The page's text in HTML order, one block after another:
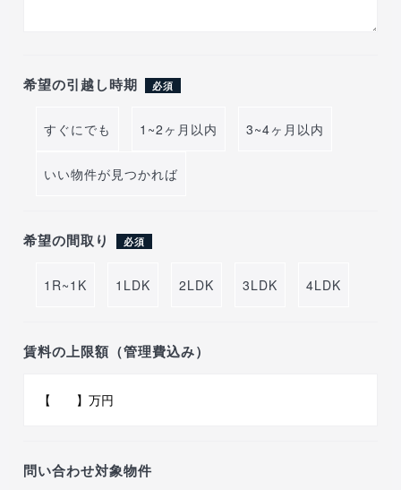
希望の引越し時期 必須
すぐにでも 1~2ヶ月以内 3~4ヶ月以内
いい物件が見つかれば
希望の間取り 必須
1R~1K 1LDK 2LDK 3LDK 4LDK
賃料の上限額（管理費込み）
問い合わせ対象物件